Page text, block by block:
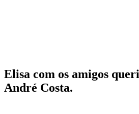
Elisa com os amigos
André Costa.